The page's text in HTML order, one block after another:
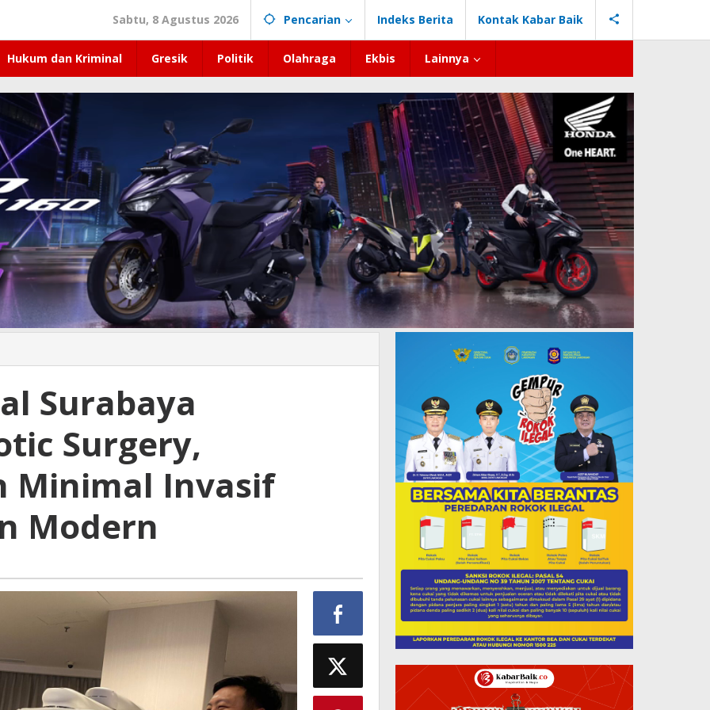
Sabtu, 8 Agustus 2026 Pencarian Indeks Berita Kontak Kabar Baik
Hukum dan Kriminal Gresik Politik Olahraga Ekbis Lainnya
Surabaya
Surgery,
Minimal Invasif
Modern